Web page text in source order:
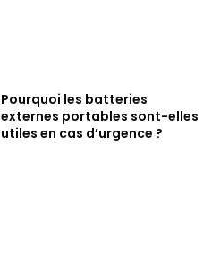
Pourquoi les batteries
externes portables sont-elles
utiles en cas d’urgence ?